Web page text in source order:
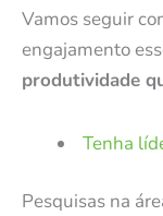
Vamos seguir
engajamento
produtividade
Tenha
Pesquisas na